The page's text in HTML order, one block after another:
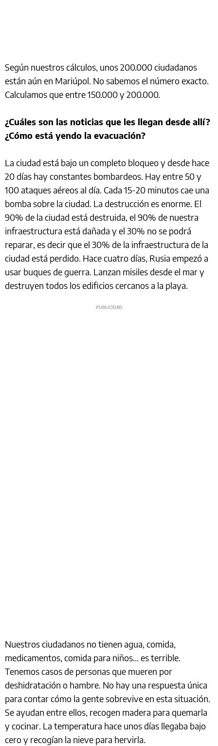
Según nuestros cálculos, unos 200.000 ciudadanos
están aún en Mariúpol. No sabemos el número exacto.
Calculamos que entre 150.000 y 200.000.
¿Cuáles son las noticias que les llegan desde allí?
¿Cómo está yendo la evacuación?
La ciudad está bajo un completo bloqueo y desde hace
20 días hay constantes bombardeos. Hay entre 50 y
100 ataques aéreos al día. Cada 15-20 minutos cae una
bomba sobre la ciudad. La destrucción es enorme. El
90% de la ciudad está destruida, el 90% de nuestra
infraestructura está dañada y el 30% no se podrá
reparar, es decir que el 30% de la infraestructura de la
ciudad está perdido. Hace cuatro días, Rusia empezó a
usar buques de guerra. Lanzan misiles desde el mar y
destruyen todos los edificios cercanos a la playa.
Nuestros ciudadanos no tienen agua, comida,
medicamentos, comida para niños... es terrible.
Tenemos casos de personas que mueren por
deshidratación o hambre. No hay una respuesta única
para contar cómo la gente sobrevive en esta situación.
Se ayudan entre ellos, recogen madera para quemarla
y cocinar. La temperatura hace unos días llegaba bajo
cero y recogían la nieve para hervirla.